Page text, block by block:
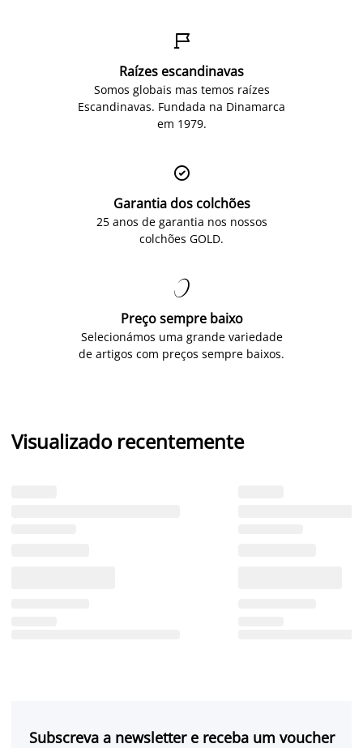

Raízes escandinavas
Somos globais mas temos raízes
Escandinavas. Fundada na Dinamarca
em 1979.

Garantia dos colchões
25 anos de garantia nos nossos
colchões GOLD.

Preço sempre baixo
Selecionámos uma grande variedade
de artigos com preços sempre baixos.
Visualizado recentemente
Subscreva a newsletter e receba um voucher